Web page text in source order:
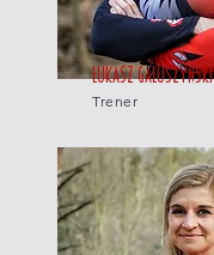
Łukasz Gałuszyński
Trener